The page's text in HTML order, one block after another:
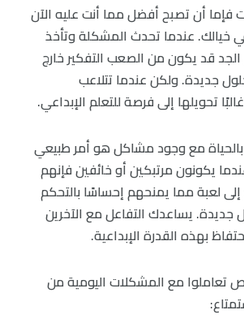
فإما أن تصبح أفضل مما أنت عليه الآن
خيالك. عندما تحدث المشكلة وتأخذ
قد يكون من الصعب التفكير خارج
جديدة. ولكن عندما تتلاعب
تحويلها إلى فرصة للتعلم الإبداعي.
بالحياة مع وجود مشاكل هو أمر طبيعي
يكونون مرتبكين أو خائفين فإنهم
لعبة مما يمنحهم إحساسًا بالتحكم
جديدة. يساعدك التفاعل مع الآخرين
بهذه القدرة الإبداعية.
تعاملوا مع المشكلات اليومية من